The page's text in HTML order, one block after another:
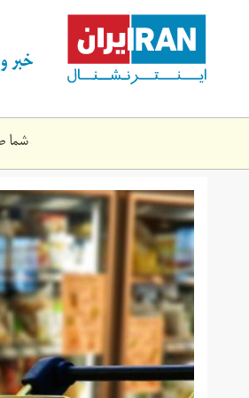
content خبر
شما
qdrt_khryd.jpg